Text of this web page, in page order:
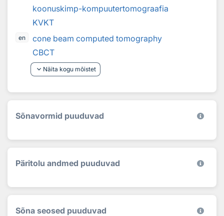
koonuskimp-kompuutertomograafia
KVKT
en
cone beam computed tomography
CBCT
keyboard_arrow_down Näita kogu mõistet
Sõnavormid puuduvad
Päritolu andmed puuduvad
Sõna seosed puuduvad